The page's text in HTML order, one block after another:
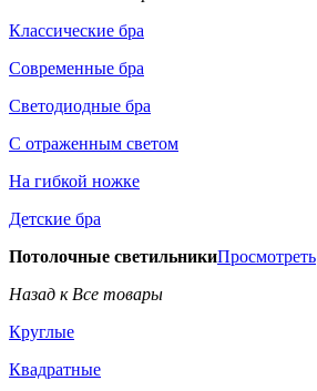
Классические бра
Современные бра
Светодиодные бра
С отраженным светом
На гибкой ножке
Детские бра
Потолочные светильникиПросмотреть
Назад к Все товары
Круглые
Квадратные